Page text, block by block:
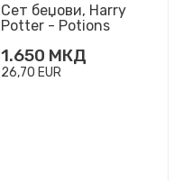
Сет беџови, Harry
Potter - Potions
1.650 МКД
26,70 EUR